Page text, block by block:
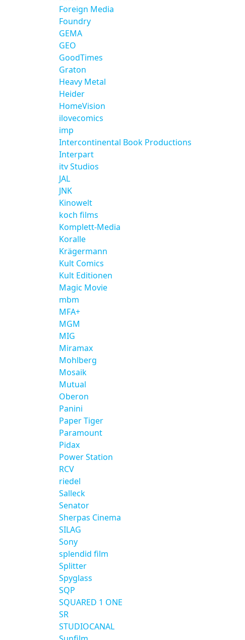
Foreign Media
Foundry
GEMA
GEO
GoodTimes
Graton
Heavy Metal
Heider
HomeVision
ilovecomics
imp
Intercontinental Book Productions
Interpart
itv Studios
JAL
JNK
Kinowelt
koch films
Komplett-Media
Koralle
Krägermann
Kult Comics
Kult Editionen
Magic Movie
mbm
MFA+
MGM
MIG
Miramax
Mohlberg
Mosaik
Mutual
Oberon
Panini
Paper Tiger
Paramount
Pidax
Power Station
RCV
riedel
Salleck
Senator
Sherpas Cinema
SILAG
Sony
splendid film
Splitter
Spyglass
SQP
SQUARED 1 ONE
SR
STUDIOCANAL